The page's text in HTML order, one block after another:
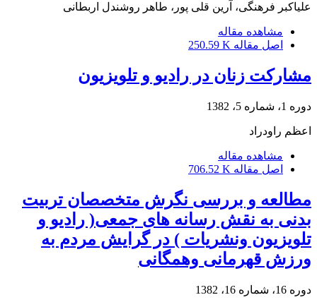
علی‏اکبر فرهنگی، آرین قلی پور، طاهر روشندل اربطانی
مشاهده مقاله
اصل مقاله 250.59 K
مشارکت زنان در رادیو و تلویزیون
دوره 1، شماره 5، 1382
اعظم راودراد
مشاهده مقاله
اصل مقاله 706.52 K
مطالعه و بررسی نگرش متخصصان تربیت
بدنی به نقش رسانه های جمعی( رادیو و
تلویزیون ونشریات ) در گرایش مردم به
ورزش قهرمانی وهمگانی
دوره 16، شماره 16، 1382